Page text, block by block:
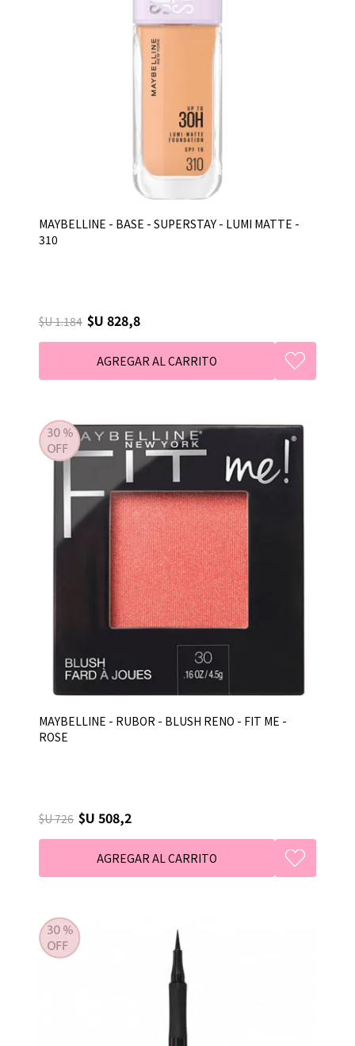
MAYBELLINE - BASE - SUPERSTAY - LUMI MATTE -
310
$U 1.184 $U 828,8
MAYBELLINE - RUBOR - BLUSH RENO - FIT ME -
ROSE
$U 726 $U 508,2